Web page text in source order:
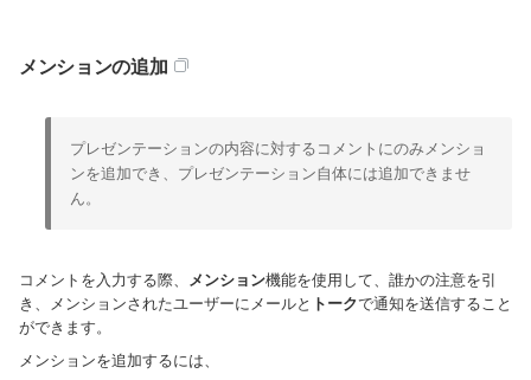
メンションの追加
プレゼンテーションの内容に対するコメントにのみメンショ
ンを追加でき、プレゼンテーション自体には追加できませ
ん。
コメントを入力する際、 メンション機能を使用して、誰かの注意を引
き、メンションされたユーザーにメールと トークで通知を送信すること
ができます。
メンションを追加するには、